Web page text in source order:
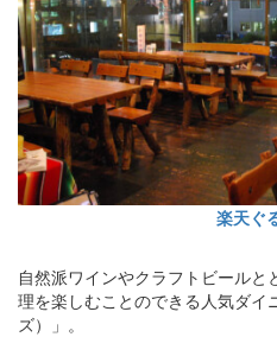
楽天ぐ
自然派ワインやクラフトビール
理を楽しむことのできる人気ダイ
ズ）」。